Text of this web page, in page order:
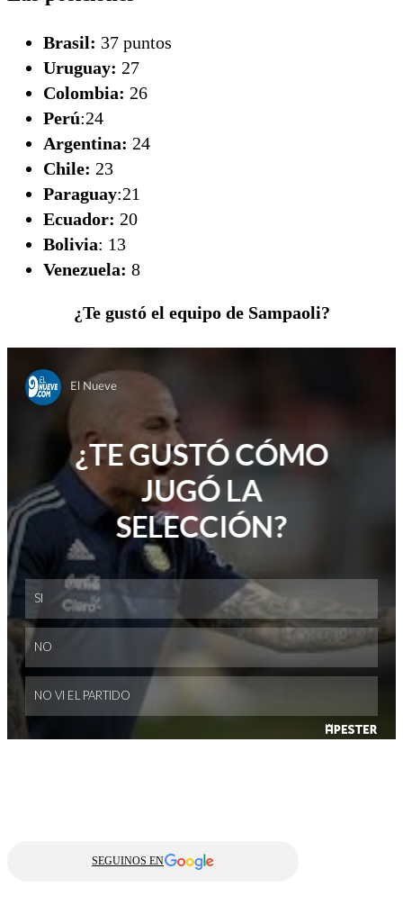
Brasil: 37 puntos
Uruguay: 27
Colombia: 26
Perú:24
Argentina: 24
Chile: 23
Paraguay:21
Ecuador: 20
Bolivia: 13
Venezuela: 8
¿Te gustó el equipo de Sampaoli?
SEGUINOS EN